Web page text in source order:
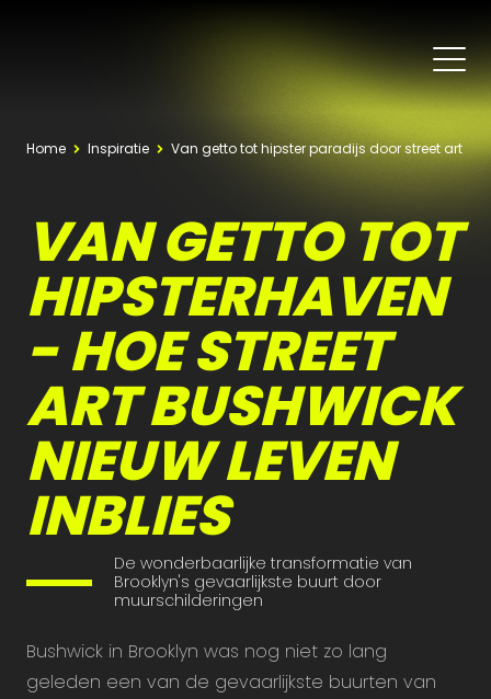
Home Inspiratie Van getto tot hipster paradijs door street art
VAN GETTO TOT
HIPSTERHAVEN
- HOE STREET
ART BUSHWICK
NIEUW LEVEN
INBLIES
De wonderbaarlijke transformatie van
Brooklyn's gevaarlijkste buurt door
muurschilderingen
Bushwick in Brooklyn was nog niet zo lang
geleden een van de gevaarlijkste buurten van